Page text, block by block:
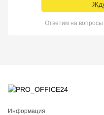
Ответим на
Информация